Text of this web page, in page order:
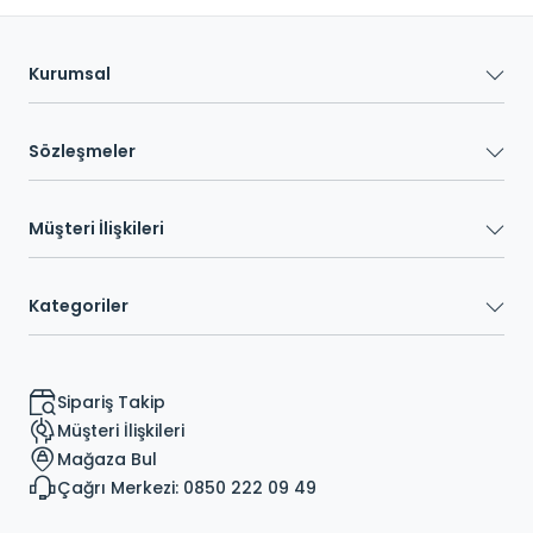
Kurumsal
Sözleşmeler
Müşteri İlişkileri
Kategoriler
Sipariş Takip
Müşteri İlişkileri
Mağaza Bul
Çağrı Merkezi: 0850 222 09 49